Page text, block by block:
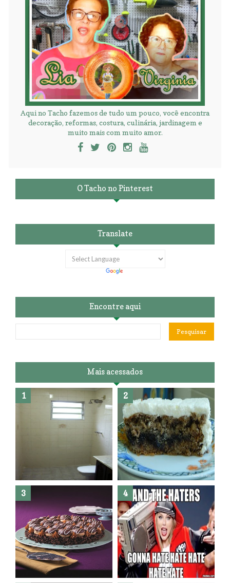
Aqui no Tacho fazemos de tudo um pouco, você encontra
decoração, reformas, costura, culinária, jardinagem e
muito mais com muito amor.
O Tacho no Pinterest
Translate
Encontre aqui
Mais acessados
Banheiro novo por menos de
R$300,00 ?? E sem quebra
quebra ??( Editado)
Posso congelar bolo ??